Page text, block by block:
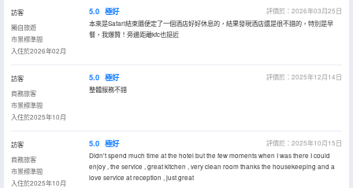
訪客
獨自旅遊
市景標準間
入住於2026年02月
5.0 極好
評價於：2026年03月25日
本來是Safari結束隨便定了一個酒店好好休息的，結果發現酒店還是很不錯的，特別是早
餐，我爆贊！旁邊距離kfc也挺近
訪客
商務旅客
市景標準間
入住於2025年10月
5.0 極好
評價於：2025年12月14日
整體服務不錯
訪客
商務旅客
市景標準間
入住於2025年10月
5.0 極好
評價於：2025年10月15日
Didn't spend much time at the hotel but the few moments when I was there I could
enjoy , the service , great kitchen , very clean room thanks the housekeeping and a
love service at reception , just great